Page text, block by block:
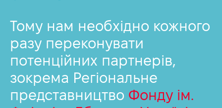
Тому нам необхідно кожного
разу переконувати
потенційних партнерів,
зокрема Регіональне
представництво Фонду ім.